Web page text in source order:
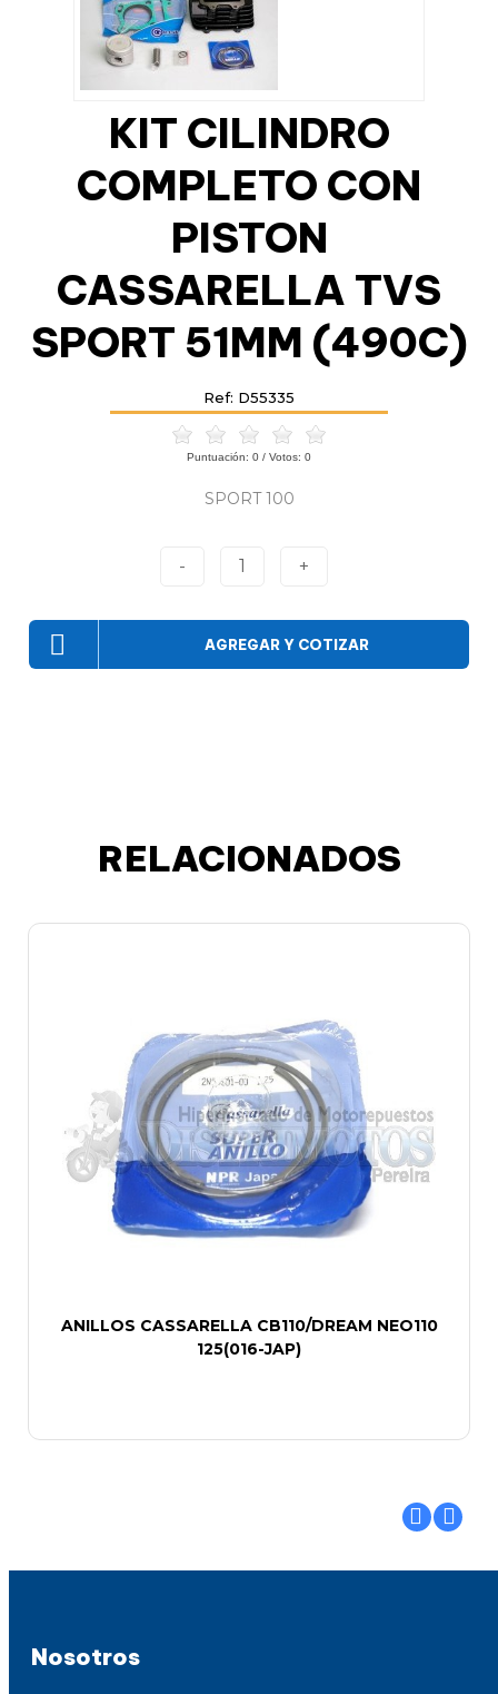
KIT CILINDRO
COMPLETO CON
PISTON
CASSARELLA TVS
SPORT 51MM (490C)
Ref: D55335
Puntuación: 0 / Votos: 0
SPORT 100
- 1 +
AGREGAR Y COTIZAR
RELACIONADOS
ANILLOS CASSARELLA CB110/DREAM NEO110
125(016-JAP)
Nosotros